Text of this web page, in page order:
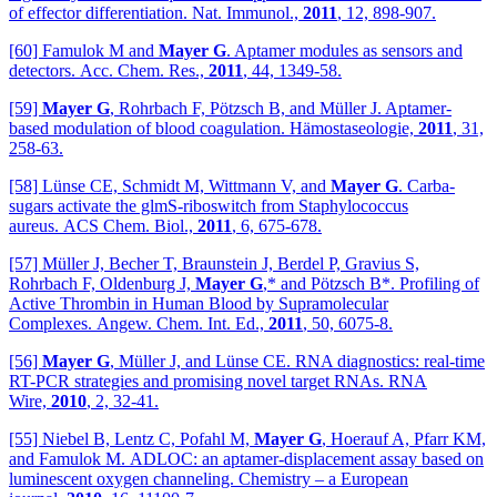
of effector differentiation. Nat. Immunol., 2011, 12, 898-907.
[60] Famulok M and Mayer G. Aptamer modules as sensors and
detectors. Acc. Chem. Res., 2011, 44, 1349-58.
[59] Mayer G, Rohrbach F, Pötzsch B, and Müller J. Aptamer-
based modulation of blood coagulation. Hämostaseologie, 2011, 31,
258-63.
[58] Lünse CE, Schmidt M, Wittmann V, and Mayer G. Carba-
sugars activate the glmS-riboswitch from Staphylococcus
aureus. ACS Chem. Biol., 2011, 6, 675-678.
[57] Müller J, Becher T, Braunstein J, Berdel P, Gravius S,
Rohrbach F, Oldenburg J, Mayer G,* and Pötzsch B*. Profiling of
Active Thrombin in Human Blood by Supramolecular
Complexes. Angew. Chem. Int. Ed., 2011, 50, 6075-8.
[56] Mayer G, Müller J, and Lünse CE. RNA diagnostics: real-time
RT-PCR strategies and promising novel target RNAs. RNA
Wire, 2010, 2, 32-41.
[55] Niebel B, Lentz C, Pofahl M, Mayer G, Hoerauf A, Pfarr KM,
and Famulok M. ADLOC: an aptamer-displacement assay based on
luminescent oxygen channeling. Chemistry – a European